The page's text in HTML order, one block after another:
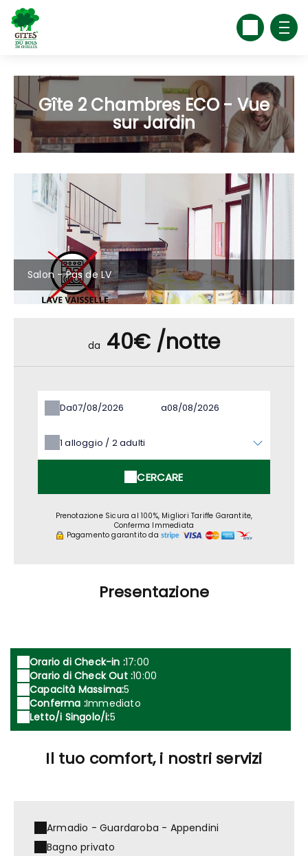
Gîte 2 Chambres ECO - Vue
sur Jardin
Salon - Pas de LV
da 40€ /notte
Da a
1alloggio / 2adulti
CERCARE
Prenotazione Sicura al 100%, Migliori Tariffe Garantite,
Conferma Immediata
Pagamento garantito da
Presentazione
Orario di Check-in :17:00
Orario di Check Out :10:00
Capacità Massima:5
Conferma :Immediato
Letto/i Singolo/i:5
Il tuo comfort, i nostri servizi
Armadio - Guardaroba - Appendini
Bagno privato